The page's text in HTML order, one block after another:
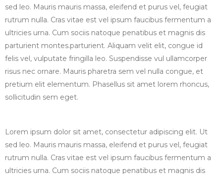
sed leo. Mauris mauris massa, eleifend et purus vel, feugiat
rutrum nulla. Cras vitae est vel ipsum faucibus fermentum a
ultricies urna. Cum sociis natoque penatibus et magnis dis
parturient montes.parturient. Aliquam velit elit, congue id
felis vel, vulputate fringilla leo. Suspendisse vul ullamcorper
risus nec ornare. Mauris pharetra sem vel nulla congue, et
pretium elit elementum. Phasellus sit amet lorem rhoncus,
sollicitudin sem eget.
Lorem ipsum dolor sit amet, consectetur adipiscing elit. Ut
sed leo. Mauris mauris massa, eleifend et purus vel, feugiat
rutrum nulla. Cras vitae est vel ipsum faucibus fermentum a
ultricies urna. Cum sociis natoque penatibus et magnis dis